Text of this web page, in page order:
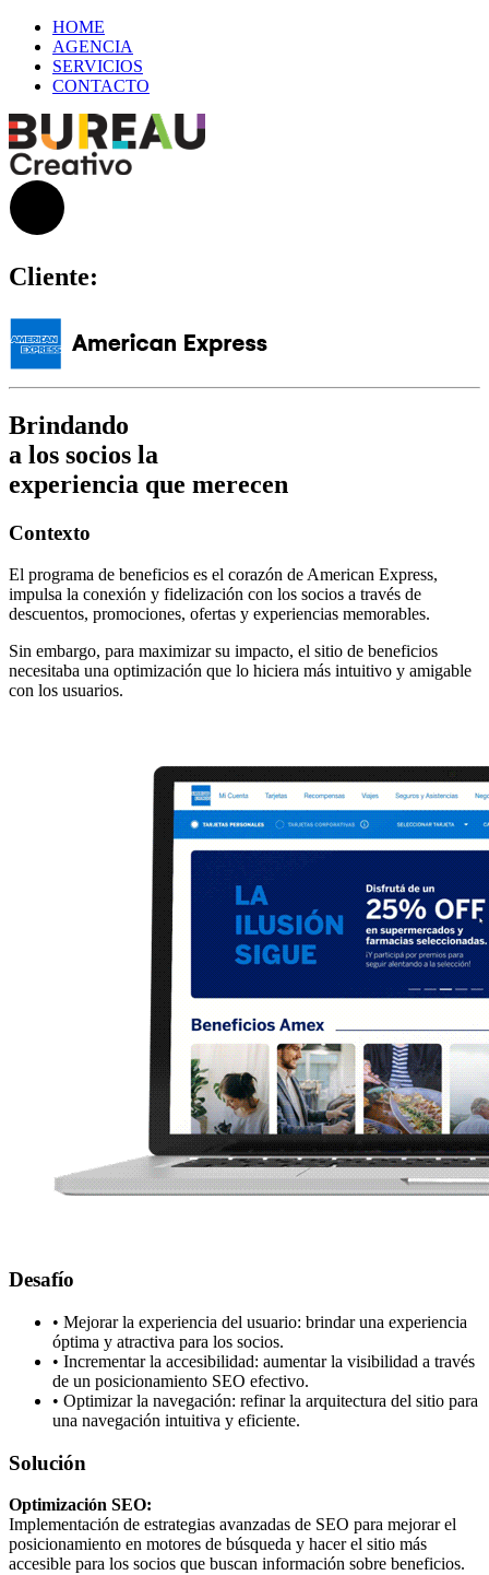
HOME
AGENCIA
SERVICIOS
CONTACTO
Cliente:
Brindando
a los socios la
experiencia que merecen
Contexto
El programa de beneficios es el corazón de American Express,
impulsa la conexión y fidelización con los socios a través de
descuentos, promociones, ofertas y experiencias memorables.
Sin embargo, para maximizar su impacto, el sitio de beneficios
necesitaba una optimización que lo hiciera más intuitivo y amigable
con los usuarios.
Desafío
• Mejorar la experiencia del usuario: brindar una experiencia
óptima y atractiva para los socios.
• Incrementar la accesibilidad: aumentar la visibilidad a través
de un posicionamiento SEO efectivo.
• Optimizar la navegación: refinar la arquitectura del sitio para
una navegación intuitiva y eficiente.
Solución
Optimización SEO:
Implementación de estrategias avanzadas de SEO para mejorar el
posicionamiento en motores de búsqueda y hacer el sitio más
accesible para los socios que buscan información sobre beneficios.